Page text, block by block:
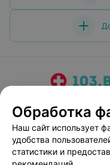
Медицинский
Обработка
Наш сайт использует
удобства
статистики и